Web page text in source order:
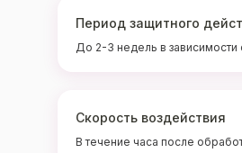
Период защитного
До 2-3 недель в зависимости
Скорость воздействия
В течение часа после